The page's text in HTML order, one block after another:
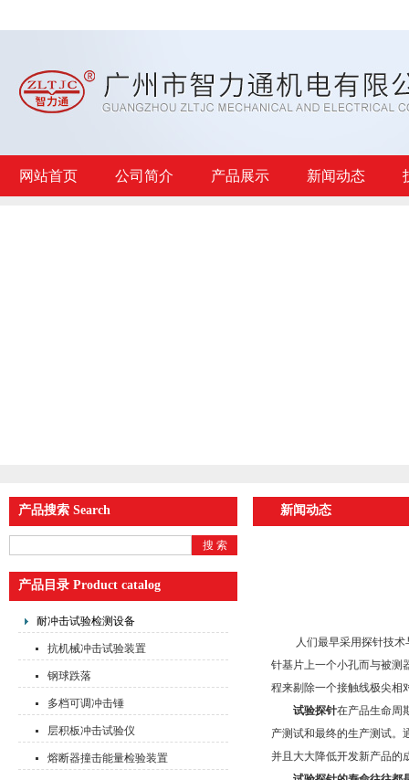
网站首页 公司简介 产品展示 新闻动态
产品搜索 Search
产品目录 Product catalog
耐冲击试验检测设备
抗机械冲击试验装置
钢球跌落
多档可调冲击锤
层积板冲击试验仪
熔断器撞击能量检验装置
新闻动态
人们最早采用探针技术与
针基片上一个小孔而与被测
程来剔除一个接触线极尖相
试验探针在产品生命周
产测试和最终的生产测试。
并且大大降低开发新产品的